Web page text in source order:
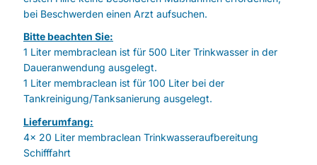
bei Beschwerden einen Arzt aufsuchen.
Bitte beachten Sie:
1 Liter membraclean ist für 500 Liter Trinkwasser in der
Daueranwendung ausgelegt.
1 Liter membraclean ist für 100 Liter bei der
Tankreinigung/Tanksanierung ausgelegt.
Lieferumfang:
4x 20 Liter membraclean Trinkwasseraufbereitung
Schifffahrt